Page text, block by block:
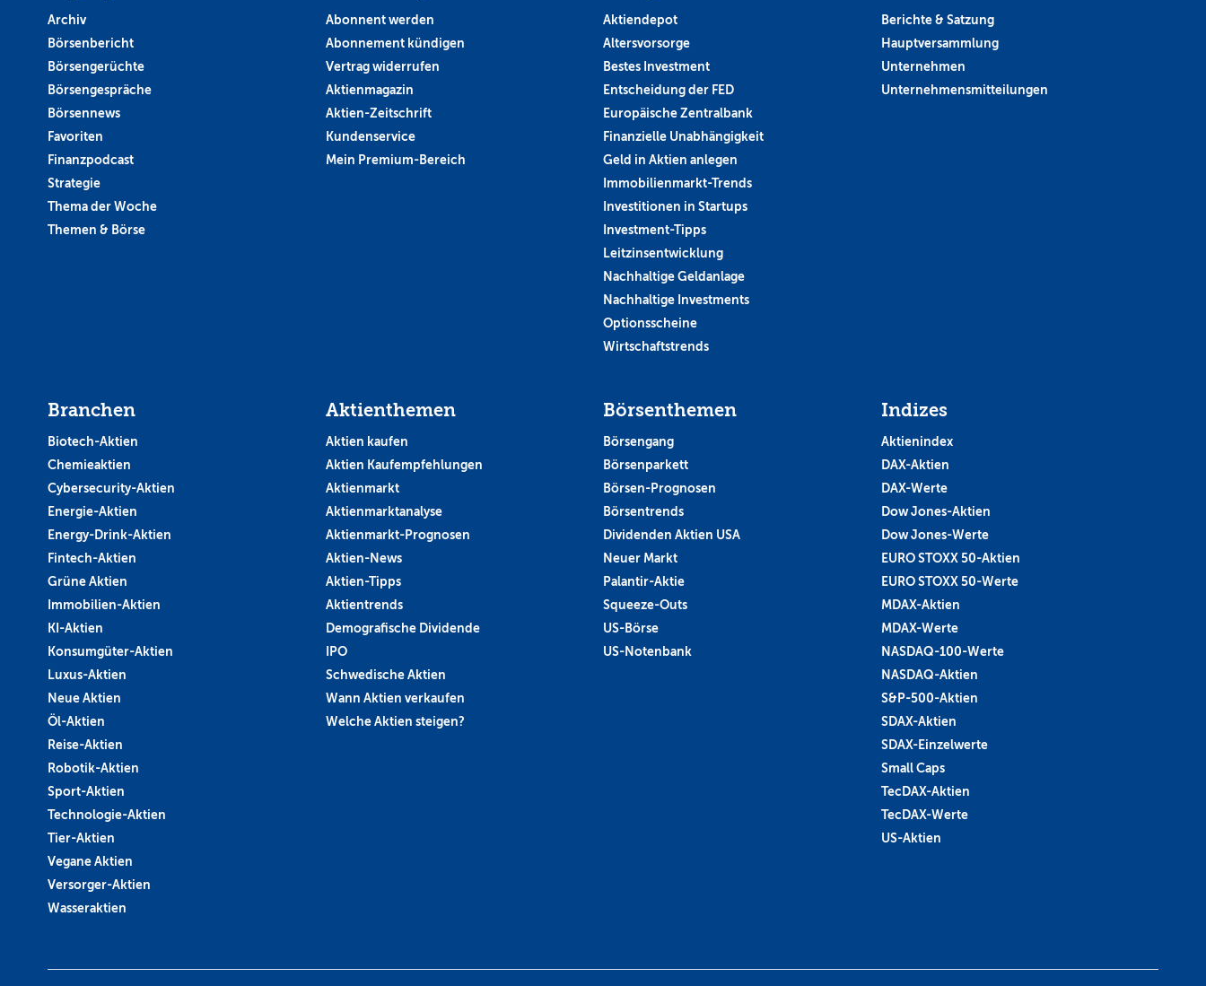
Archiv
Börsenbericht
Börsengerüchte
Börsengespräche
Börsennews
Favoriten
Finanzpodcast
Strategie
Thema der Woche
Themen & Börse
Abonnent werden
Abonnement kündigen
Vertrag widerrufen
Aktienmagazin
Aktien-Zeitschrift
Kundenservice
Mein Premium-Bereich
Aktiendepot
Altersvorsorge
Bestes Investment
Entscheidung der FED
Europäische Zentralbank
Finanzielle Unabhängigkeit
Geld in Aktien anlegen
Immobilienmarkt-Trends
Investitionen in Startups
Investment-Tipps
Leitzinsentwicklung
Nachhaltige Geldanlage
Nachhaltige Investments
Optionsscheine
Wirtschaftstrends
Berichte & Satzung
Hauptversammlung
Unternehmen
Unternehmensmitteilungen
Branchen
Biotech-Aktien
Chemieaktien
Cybersecurity-Aktien
Energie-Aktien
Energy-Drink-Aktien
Fintech-Aktien
Grüne Aktien
Immobilien-Aktien
KI-Aktien
Konsumgüter-Aktien
Luxus-Aktien
Neue Aktien
Öl-Aktien
Reise-Aktien
Robotik-Aktien
Sport-Aktien
Technologie-Aktien
Tier-Aktien
Vegane Aktien
Versorger-Aktien
Wasseraktien
Aktienthemen
Aktien kaufen
Aktien Kaufempfehlungen
Aktienmarkt
Aktienmarktanalyse
Aktienmarkt-Prognosen
Aktien-News
Aktien-Tipps
Aktientrends
Demografische Dividende
IPO
Schwedische Aktien
Wann Aktien verkaufen
Welche Aktien steigen?
Börsenthemen
Börsengang
Börsenparkett
Börsen-Prognosen
Börsentrends
Dividenden Aktien USA
Neuer Markt
Palantir-Aktie
Squeeze-Outs
US-Börse
US-Notenbank
Indizes
Aktienindex
DAX-Aktien
DAX-Werte
Dow Jones-Aktien
Dow Jones-Werte
EURO STOXX 50-Aktien
EURO STOXX 50-Werte
MDAX-Aktien
MDAX-Werte
NASDAQ-100-Werte
NASDAQ-Aktien
S&P-500-Aktien
SDAX-Aktien
SDAX-Einzelwerte
Small Caps
TecDAX-Aktien
TecDAX-Werte
US-Aktien